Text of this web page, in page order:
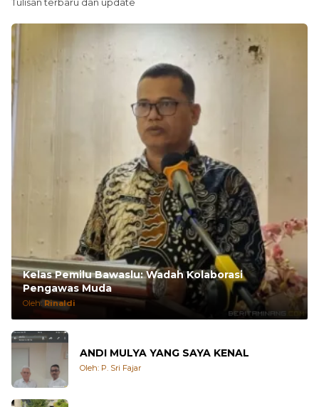
Tulisan terbaru dan update
Kelas Pemilu Bawaslu: Wadah Kolaborasi
Pengawas Muda
Oleh: Rinaldi
ANDI MULYA YANG SAYA KENAL
Oleh: P. Sri Fajar